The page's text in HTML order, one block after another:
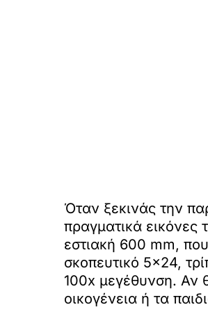
Όταν ξεκινάς την
πραγματικά
εστιακή 600 mm,
σκοπευτικό 5×24,
100x μεγέθυνση. Αν
οικογένεια ή τα